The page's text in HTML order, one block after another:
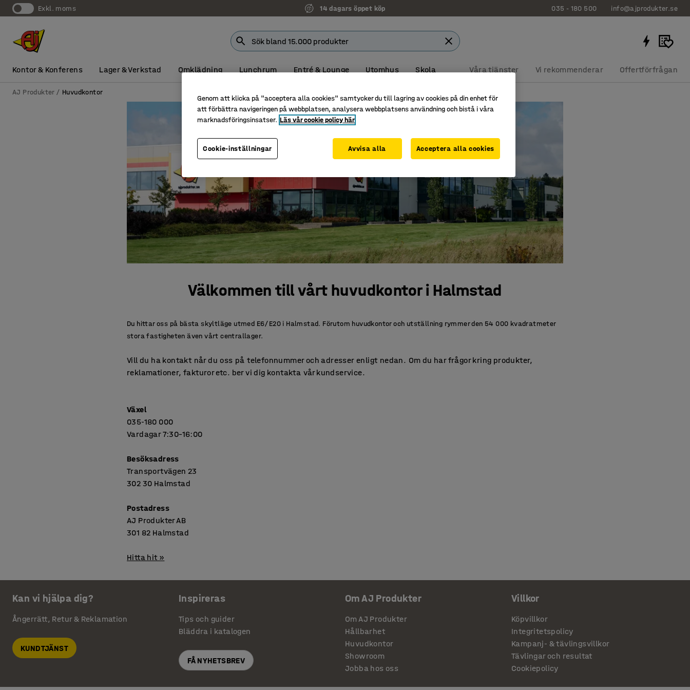
exkl. moms 14 dagars öppet köp 035 - 180 500 info@ajprodukter.se
Kontor & Konferens Lager & Verkstad Omklädning Lunchrum Entré & Lounge Utomhus Skola Våra tjänster Vi rekommenderar Offertförfrågan
AJ Produkter Huvudkontor
Välkommen till vårt huvudkontor i Halmstad
Du hittar oss på bästa skyltläge utmed E6/E20 i Halmstad. Förutom huvudkontor och utställning rymmer den 54 000 kvadratmeter
stora fastigheten även vårt centrallager.
Vill du ha kontakt når du oss på telefonnummer och adresser enligt nedan. Om du har frågor kring produkter,
reklamationer, fakturor etc. ber vi dig kontakta vår kundservice.
Växel
035-180 000
Vardagar 7:30–16:00
Besöksadress
Transportvägen 23
302 30 Halmstad
Postadress
AJ Produkter AB
301 82 Halmstad
Hitta hit »
Kan vi hjälpa dig?
Ångerrätt, Retur & Reklamation
KUNDTJÄNST
Inspireras
Tips och guider
Bläddra i katalogen
FÅ NYHETSBREV
Om AJ Produkter
Om AJ Produkter
Hållbarhet
Huvudkontor
Showroom
Jobba hos oss
Villkor
Köpvillkor
Integritetspolicy
Kampanj- & tävlingsvillkor
Tävlingar och resultat
Cookiepolicy
Genom att klicka på "acceptera alla cookies" samtycker du till lagring av cookies på din enhet för
att förbättra navigeringen på webbplatsen, analysera webbplatsens användning och bistå i våra
marknadsföringsinsatser. Läs vår cookie policy här
Cookie-inställningar Avvisa alla Acceptera alla cookies